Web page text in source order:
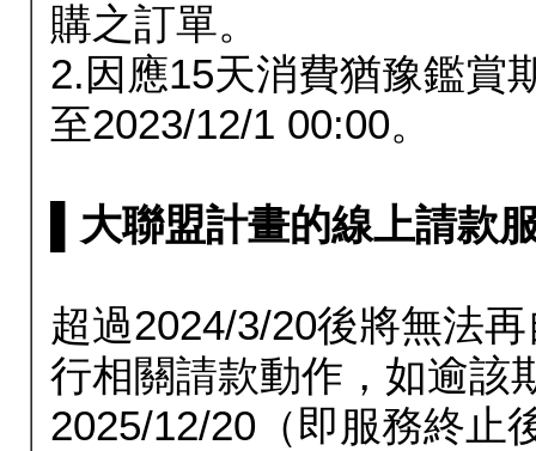
購之訂單。
2.因應15天消費猶豫鑑賞
至2023/12/1 00:00。
▌大聯盟計畫的線上請款
超過2024/3/20後將無法
行相關請款動作，如逾該
2025/12/20（即服務終止